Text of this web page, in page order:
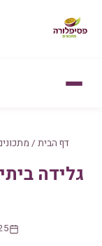
דף הבית /
גלידה